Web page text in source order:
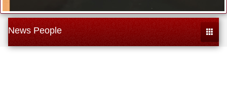
News People